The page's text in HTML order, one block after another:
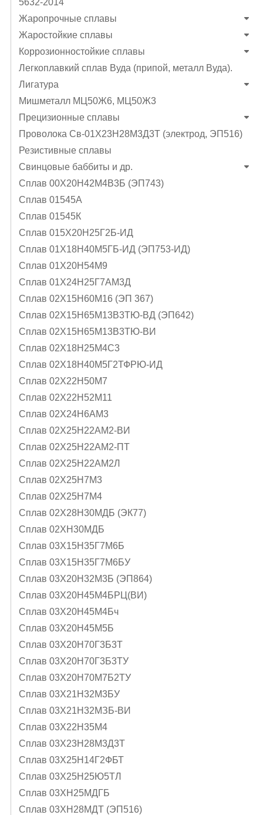
Жаропрочные сплавы
Жаростойкие сплавы
Коррозионностойкие сплавы
Легкоплавкий сплав Вуда (припой, металл Вуда).
Лигатура
Мишметалл МЦ50Ж6, МЦ50Ж3
Прецизионные сплавы
Проволока Св-01Х23Н28М3Д3Т (электрод, ЭП516)
Резистивные сплавы
Свинцовые баббиты и др.
Сплав 00Х20Н42М4В3Б (ЭП743)
Сплав 01545А
Сплав 01545К
Сплав 015Х20Н25Г2Б-ИД
Сплав 01Х18Н40М5ГБ-ИД (ЭП753-ИД)
Сплав 01Х20Н54М9
Сплав 01Х24Н25Г7АМ3Д
Сплав 02Х15Н60М16 (ЭП 367)
Сплав 02Х15Н65М13В3ТЮ-ВД (ЭП642)
Сплав 02Х15Н65М13В3ТЮ-ВИ
Сплав 02Х18Н25М4С3
Сплав 02Х18Н40М5Г2ТФРЮ-ИД
Сплав 02Х22Н50М7
Сплав 02Х22Н52М11
Сплав 02Х24Н6AМ3
Сплав 02Х25Н22АМ2-ВИ
Сплав 02Х25Н22АМ2-ПТ
Сплав 02Х25Н22АМ2Л
Сплав 02Х25Н7М3
Сплав 02Х25Н7М4
Сплав 02Х28Н30МДБ (ЭК77)
Сплав 02ХН30МДБ
Сплав 03Х15Н35Г7М6Б
Сплав 03Х15Н35Г7М6БУ
Сплав 03Х20Н32М3Б (ЭП864)
Сплав 03Х20Н45М4БРЦ(ВИ)
Сплав 03Х20Н45М4Бч
Сплав 03Х20Н45М5Б
Сплав 03Х20Н70Г3Б3Т
Сплав 03Х20Н70Г3Б3ТУ
Сплав 03Х20Н70М7Б2ТУ
Сплав 03Х21Н32М3БУ
Сплав 03Х21Н32МЗБ-ВИ
Сплав 03Х22Н35М4
Сплав 03Х23Н28М3Д3Т
Сплав 03Х25Н14Г2ФБТ
Сплав 03Х25Н25Ю5ТЛ
Сплав 03ХН25МДГБ
Сплав 03ХН28МДТ (ЭП516)